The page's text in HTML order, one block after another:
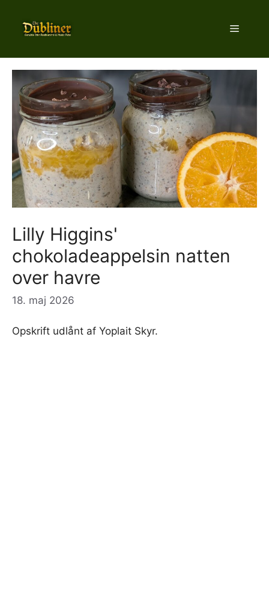
indhold
Menu
Lilly Higgins'
chokoladeappelsin natten
over havre
18. maj 2026
Opskrift udlånt af Yoplait Skyr.